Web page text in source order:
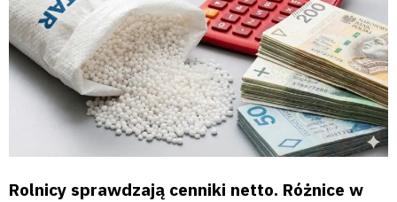
Rolnicy sprawdzają cenniki netto. Różnice w